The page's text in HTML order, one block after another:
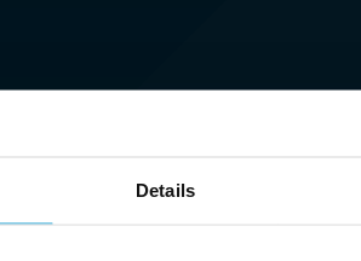
Details